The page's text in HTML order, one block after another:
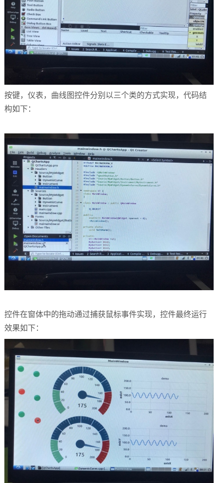
按键，仪表，曲线图控件分别以三个类的方式实现，代码结
构如下：
控件在窗体中的拖动通过捕获鼠标事件实现，控件最终运行
效果如下：